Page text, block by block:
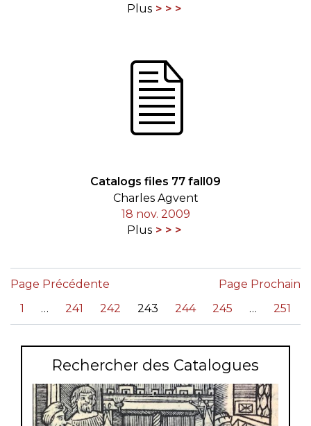
Plus
Catalogs files 77 fall09
Charles Agvent
18 nov. 2009
Plus
Page Précédente
1 241 242 243 244 245 251
Page Prochain
Rechercher des Catalogues